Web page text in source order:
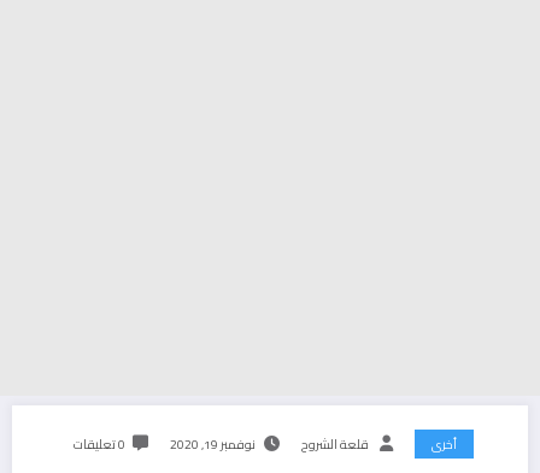
أخرى قلعة الشروح نوفمبر 19, 2020 0 تعليقات